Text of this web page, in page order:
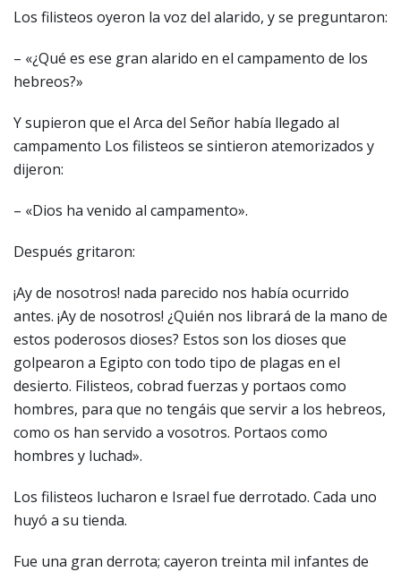
Los filisteos oyeron la voz del alarido, y se preguntaron:
– «¿Qué es ese gran alarido en el campamento de los
hebreos?»
Y supieron que el Arca del Señor había llegado al
campamento Los filisteos se sintieron atemorizados y
dijeron:
– «Dios ha venido al campamento».
Después gritaron:
¡Ay de nosotros! nada parecido nos había ocurrido
antes. ¡Ay de nosotros! ¿Quién nos librará de la mano de
estos poderosos dioses? Estos son los dioses que
golpearon a Egipto con todo tipo de plagas en el
desierto. Filisteos, cobrad fuerzas y portaos como
hombres, para que no tengáis que servir a los hebreos,
como os han servido a vosotros. Portaos como
hombres y luchad».
Los filisteos lucharon e Israel fue derrotado. Cada uno
huyó a su tienda.
Fue una gran derrota; cayeron treinta mil infantes de